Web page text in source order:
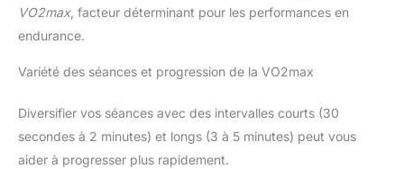
VO2max, facteur déterminant pour les performances en
endurance.
Variété des séances et progression de la VO2max
Diversifier vos séances avec des intervalles courts (30
secondes à 2 minutes) et longs (3 à 5 minutes) peut vous
aider à progresser plus rapidement.